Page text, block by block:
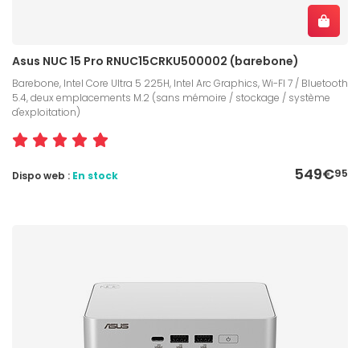
Asus NUC 15 Pro RNUC15CRKU500002 (barebone)
Barebone, Intel Core Ultra 5 225H, Intel Arc Graphics, Wi-FI 7 / Bluetooth
5.4, deux emplacements M.2 (sans mémoire / stockage / système
d'exploitation)
549€95
Dispo web : En stock